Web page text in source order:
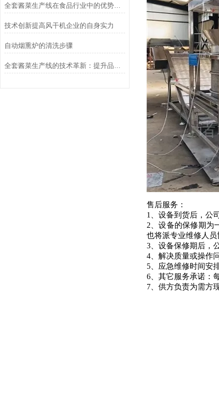
全套酱菜生产线在食品行业中的优势和应用前景
技术创新提高风干机企业的自身实力
自动烟熏炉的清洗步骤
售后服务：
1、设备到货后，公
2、设备的保修期为
也将派专业维修人
3、设备保修期后，
4、解决质量或操作
5、应急维修时间安
6、其它服务承诺：
7、供方负责为需方